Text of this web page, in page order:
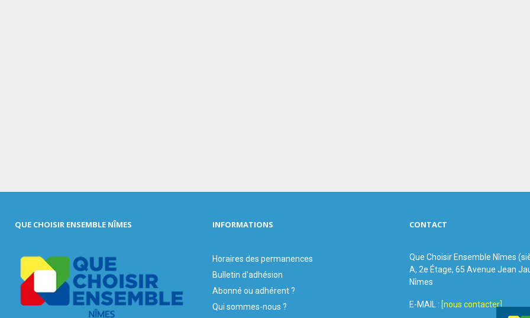
QUE CHOISIR ENSEMBLE NÎMES INFORMATIONS
Horaires des permanences
Bulletin d'adhésion
Abonné ou adhérent ?
Qui sommes-nous ?
CONTACT
Que Choisir Ensemble Nîmes
A, 2e Étage, 65 Avenue Jean
Nîmes
E-MAIL : [nous contacter]